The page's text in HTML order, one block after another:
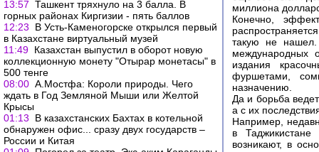
13:57 Ташкент тряхнуло на 3 балла. В
горных районах Киргизии - пять баллов
12:23
В Усть-Каменогорске открылся первый
в Казахстане виртуальный музей
11:49 Казахстан выпустил в оборот новую
коллекционную монету "Отырар монетасы" в
500 тенге
08:00 А.Мостфа: Короли природы. Чего
ждать в Год Земляной Мыши или Желтой
Крысы
01:13
В казахстанских Бахтах в котельной
обнаружен офис... сразу двух государств –
России и Китая
миллиона
Конечно,
такую не нашел.
международных
издания
фуршетами,
назначению.
Да и борьба
а с их
Например,
в
возникают, в